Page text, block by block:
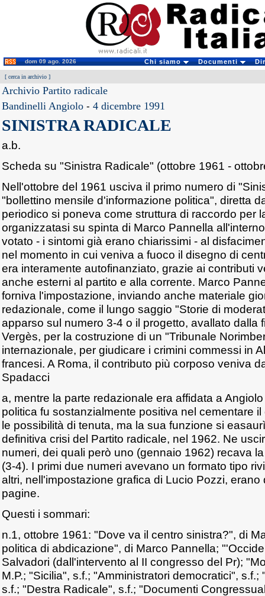
dom 09 ago. 2026 Chi siamo Documenti
[ cerca in archivio ]
Archivio Partito radicale
Bandinelli Angiolo - 4 dicembre 1991
SINISTRA RADICALE
a.b.
Scheda su "Sinistra Radicale" (ottobre 1961 -
Nell'ottobre del 1961 usciva il primo numero di
"bollettino mensile d'informazione politica", diretta
periodico si poneva come struttura di raccordo per
organizzatasi su spinta di Marco Pannella
votato - i sintomi già erano chiarissimi - al
nel momento in cui veniva a fuoco il disegno di
era interamente autofinanziato, grazie ai contributi
anche esterni al partito e alla corrente. Marco
forniva l'impostazione, inviando anche materiale
redazionale, come il lungo saggio "Storie di
apparso sul numero 3-4 o il progetto, avallato dalla
Vergès, per la costruzione di un "Tribunale
internazionale, per giudicare i crimini commessi in
francesi. A Roma, il contributo più corposo veniva
Spadacci
a, mentre la parte redazionale era affidata a
politica fu sostanzialmente positiva nel cementare
le possibilità di tenuta, ma la sua funzione si
definitiva crisi del Partito radicale, nel 1962. Ne
numeri, dei quali però uno (gennaio 1962) recava
(3-4). I primi due numeri avevano un formato tipo
altri, nell'impostazione grafica di Lucio Pozzi, erano
pagine.
Questi i sommari:
n.1, ottobre 1961: "Dove va il centro sinistra?", di
politica di abdicazione", di Marco Pannella;
Salvadori (dall'intervento al II congresso del Pr);
M.P.; "Sicilia", s.f.; "Amministratori democratici",
s.f.; "Destra Radicale", s.f.; "Documenti